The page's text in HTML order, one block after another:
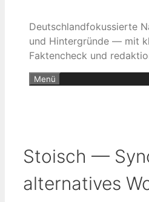
Deutschlandfokussierte
und Hintergründe — mit
Faktencheck und
Menü
Stoisch —
alternatives